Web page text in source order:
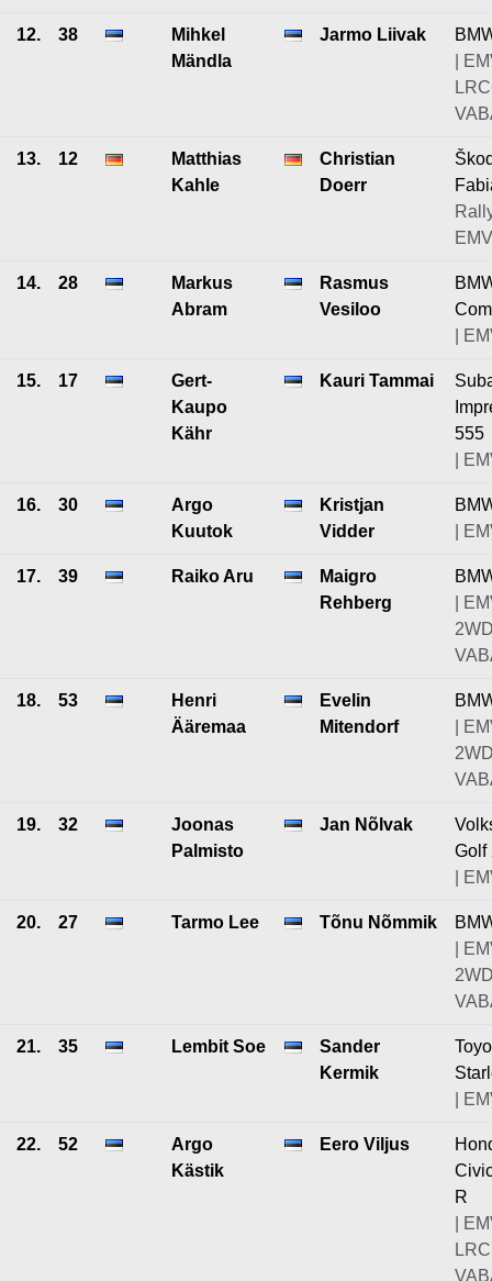
12. 38
Mihkel
Mändla
Jarmo Liivak
|
13. 12
Matthias
Kahle
Christian
Doerr
14. 28
Markus
Abram
Rasmus
Vesiloo
|
15. 17
Gert-
Kaupo
Kähr
Kauri Tammai
555
|
16. 30
Argo
Kuutok
Kristjan
Vidder
|
17. 39 Raiko Aru
Maigro
Rehberg
|
18. 53
Henri
Ääremaa
Evelin
Mitendorf
|
19. 32
Joonas
Palmisto
Jan Nõlvak
Golf
|
20. 27 Tarmo Lee Tõnu Nõmmik
|
21. 35 Lembit Soe
Sander
Kermik
|
22. 52
Argo
Kästik
Eero Viljus
R
|